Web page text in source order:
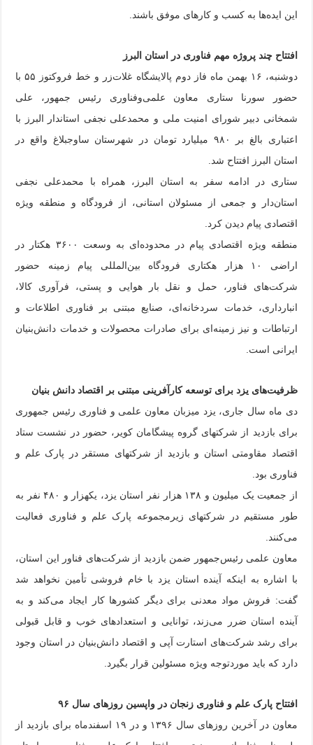
این ایده‌ها به کسب و کارهای موفق باشند.
افتتاح چند پروژه مهم فناوری در استان البرز
دوشنبه، ۱۶ بهمن ماه فاز دوم پالایشگاه غلات‌زر و خط فروکتوز ۵۵ با
حضور سورنا ستاری معاون علمی‌وفناوری رئیس جمهور، علی
شمخانی دبیر شورای امنیت ملی و محمدعلی نجفی استاندار البرز با
اعتباری بالغ بر ۹۸۰ میلیارد تومان در شهرستان ساوجبلاغ واقع در
استان البرز افتتاح شد.
ستاری در ادامه سفر به استان البرز، همراه با محمدعلی نجفی
استان‌دار و جمعی از مسئولان استانی، از فرودگاه و منطقه ویژه
اقتصادی پیام دیدن کرد.
منطقه ویژه اقتصادی پیام در محدوده‌ای به وسعت ۳۶۰۰ هکتار در
اراضی ۱۰ هزار هکتاری فرودگاه بین‌المللی پیام زمینه حضور
شرکت‌های فناور، حمل و نقل بار هوایی و پستی، فرآوری کالا،
انبارداری، خدمات سردخانه‌ای، صنایع مبتنی بر فناوری اطلاعات و
ارتباطات و نیز زمینه‌ای برای صادرات محصولات و خدمات دانش‌بنیان
ایرانی است.
ظرفیت‌های یزد برای توسعه کارآفرینی مبتنی بر اقتصاد دانش بنیان
دی ماه سال جاری، یزد میزبان معاون علمی و فناوری رئیس جمهوری
برای بازدید از شرکتهای گروه پیشگامان کویر، حضور در نشست ستاد
اقتصاد مقاومتی استان و بازدید از شرکتهای مستقر در پارک علم و
فناوری بود.
از جمعیت یک میلیون و ۱۳۸ هزار نفر استان یزد، یکهزار و ۴۸۰ نفر به
طور مستقیم در شرکتهای زیرمجموعه پارک علم و فناوری فعالیت
می‌کنند.
معاون علمی رئیس‌جمهور ضمن بازدید از شرکت‌های فناور این استان،
با اشاره به اینکه آینده استان یزد با خام فروشی تأمین نخواهد شد
گفت: فروش مواد معدنی برای دیگر کشورها کار ایجاد می‌کند و به
آینده استان ضرر می‌زند، توانایی و استعدادهای خوب و قابل قبولی
برای رشد شرکت‌های استارت آپی و اقتصاد دانش‌بنیان در استان وجود
دارد که باید موردتوجه ویژه مسئولین قرار بگیرد.
افتتاح پارک علم و فناوری زنجان در واپسین روزهای سال ۹۶
معاون در آخرین روزهای سال ۱۳۹۶ و در ۱۹ اسفندماه برای بازدید از